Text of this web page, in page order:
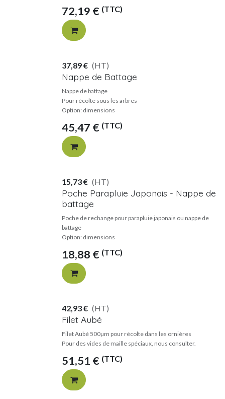
72,19 € (TTC)
Nappe de Battage
Nappe de battage
Pour récolte sous les arbres
Option: dimensions
45,47 € (TTC)
37,89€ (HT)
Poche Parapluie Japonais - Nappe de
battage
Poche de rechange pour parapluie japonais ou nappe de
battage
Option: dimensions
18,88 € (TTC)
15,73€ (HT)
Filet Aubé
Filet Aubé 500µm pour récolte dans les ornières
Pour des vides de maille spéciaux, nous consulter.
51,51 € (TTC)
42,93€ (HT)